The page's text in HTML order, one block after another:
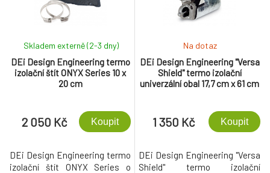
DEi Design Engineering termo
izolační štít ONYX Series 10 x
20 cm
Skladem externě (2-3 dny)
2 050 Kč Koupit
DEi Design Engineering termo
izolační štít ONYX Series o
DEi Design Engineering "Versa
Shield" termo izolační
univerzální obal 17,7 cm x 61 cm
Na dotaz
1 350 Kč Koupit
DEi Design Engineering "Versa
Shield" termo izolační